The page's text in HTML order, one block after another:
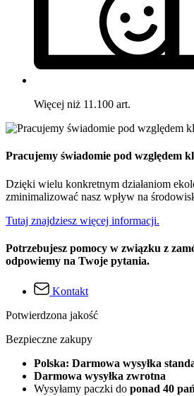
Więcej niż 11.100 art.
Pracujemy świadomie pod względem
Dzięki wielu konkretnym działaniom
zminimalizować nasz wpływ na
Tutaj znajdziesz więcej informacji.
Potrzebujesz pomocy w związku z
odpowiemy na Twoje pytania.
Kontakt
Potwierdzona jakość
Bezpieczne zakupy
Polska: Darmowa wysyłka
Darmowa wysyłka zwrotna
Wysyłamy paczki do ponad 40